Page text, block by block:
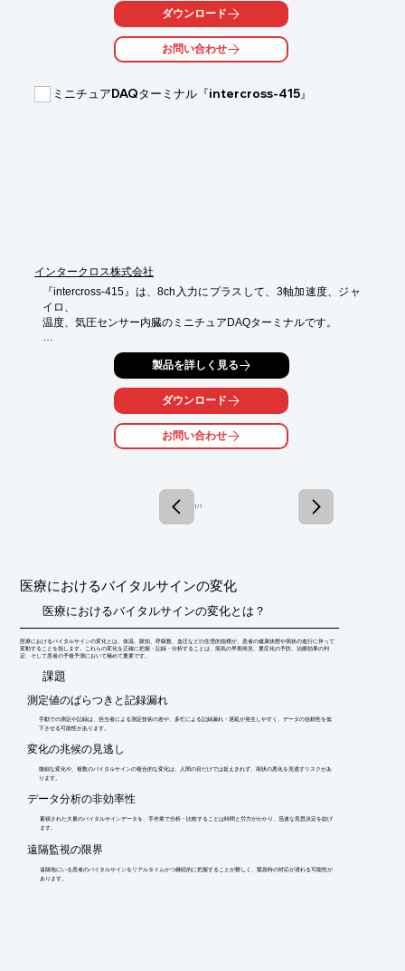
また、人間から実験動物（ラット、マウス）等の皮膚蒸散の1μg
10mgまでの絶対値測定に対応可能です。
■Pセンサープローブにて高応答性測定が可能
ダウンロード
お問い合わせ
ミニチュアDAQターミナル『intercross-415』
インタークロス株式会社
『intercross-415』は、8ch入力にプラスして、3軸加速度、ジャ
イロ、
温度、気圧センサー内臓のミニチュアDAQターミナルです。
電気生理から、速度、ジャイロ、温度、気圧が同時計測可能に。
また、電極間抵抗計測機能付となっております。
■12時間連続動作
■電極設置から計測開始までの被験者負担を大幅に軽減
■超軽量であり且つ長時間計測を実現する信頼の計測システム
製品を詳しく見る
ダウンロード
お問い合わせ
1 / 1
医療におけるバイタルサインの変化
医療におけるバイタルサインの変化とは？
医療におけるバイタルサインの変化とは、体温、脈拍、呼吸数、血圧などの生理的指標が、患者の健康状態や病状の進行に伴って
変動することを指します。これらの変化を正確に把握・記録・分析することは、病気の早期発見、重症化の予防、治療効果の判
定、そして患者の予後予測において極めて重要です。
​課題
測定値のばらつきと記録漏れ
手動での測定や記録は、担当者による測定技術の差や、多忙による記録漏れ・遅延が発生しやすく、データの信頼性を低
下させる可能性があります。
変化の兆候の見逃し
微細な変化や、複数のバイタルサインの複合的な変化は、人間の目だけでは捉えきれず、病状の悪化を見逃すリスクがあ
ります。
データ分析の非効率性
蓄積された大量のバイタルサインデータを、手作業で分析・比較することは時間と労力がかかり、迅速な意思決定を妨げ
ます。
遠隔監視の限界
遠隔地にいる患者のバイタルサインをリアルタイムかつ継続的に把握することが難しく、緊急時の対応が遅れる可能性が
あります。